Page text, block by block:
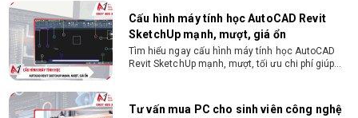
Tư vấn mua PC cho sinh viên công nghệ
thông tin sử dụng
Hướng dẫn chọn PC cho sinh viên công nghệ
thông tin 2026 -2027. Tư vấn cấu hình học lập